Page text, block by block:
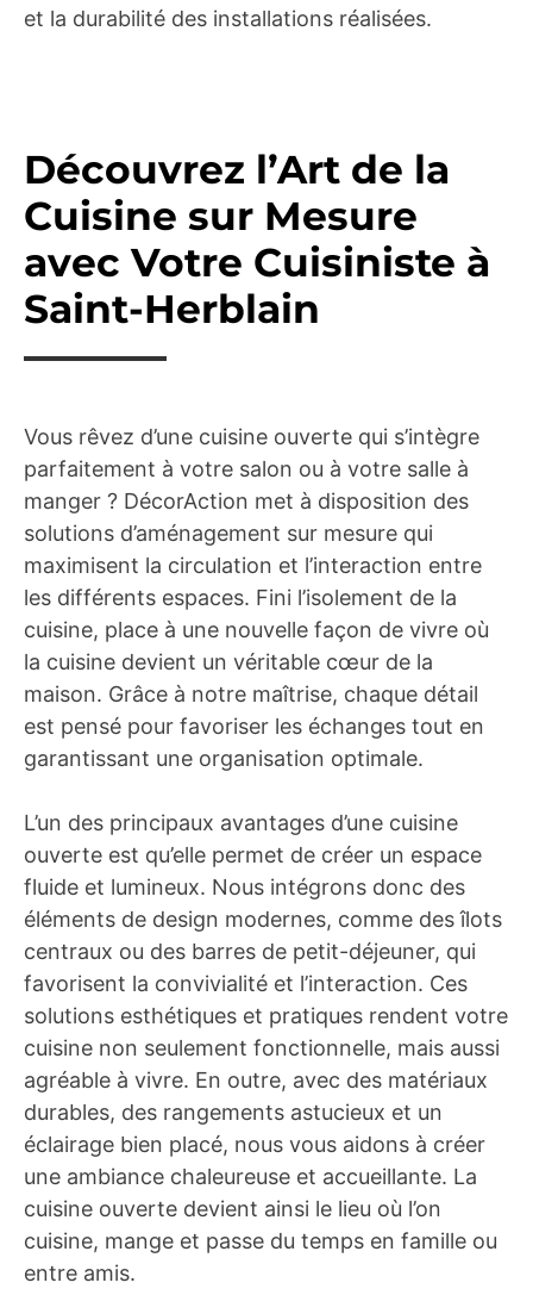
et la durabilité des installations réalisées.
Découvrez l’Art de la
Cuisine sur Mesure
avec Votre Cuisiniste à
Saint-Herblain
Vous rêvez d’une cuisine ouverte qui s’intègre
parfaitement à votre salon ou à votre salle à
manger ? DécorAction met à disposition des
solutions d’aménagement sur mesure qui
maximisent la circulation et l’interaction entre
les différents espaces. Fini l’isolement de la
cuisine, place à une nouvelle façon de vivre où
la cuisine devient un véritable cœur de la
maison. Grâce à notre maîtrise, chaque détail
est pensé pour favoriser les échanges tout en
garantissant une organisation optimale.
L’un des principaux avantages d’une cuisine
ouverte est qu’elle permet de créer un espace
fluide et lumineux. Nous intégrons donc des
éléments de design modernes, comme des îlots
centraux ou des barres de petit-déjeuner, qui
favorisent la convivialité et l’interaction. Ces
solutions esthétiques et pratiques rendent votre
cuisine non seulement fonctionnelle, mais aussi
agréable à vivre. En outre, avec des matériaux
durables, des rangements astucieux et un
éclairage bien placé, nous vous aidons à créer
une ambiance chaleureuse et accueillante. La
cuisine ouverte devient ainsi le lieu où l’on
cuisine, mange et passe du temps en famille ou
entre amis.